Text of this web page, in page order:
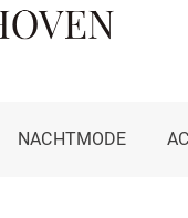
NACHTMODE